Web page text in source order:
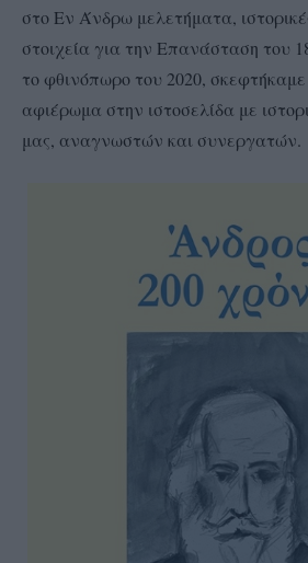
στο Εν Άνδρω μελετήματα,
στοιχεία για την Επανάσταση του
το φθινόπωρο του 2020,
αφιέρωμα στην ιστοσελίδα με
μας, αναγνωστών και συνεργατών.